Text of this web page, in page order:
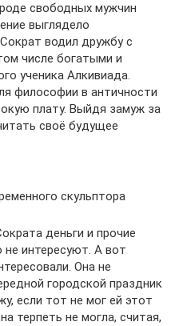
свободных мужчин
выглядело
водил дружбу с
числе богатыми и
ученика Алкивиада.
философии в античности
плату. Выйдя замуж за
своё будущее
скульптора
деньги и прочие
не интересуют. А вот
Она не
городской праздник
если тот не мог ей этот
терпеть не могла, считая,